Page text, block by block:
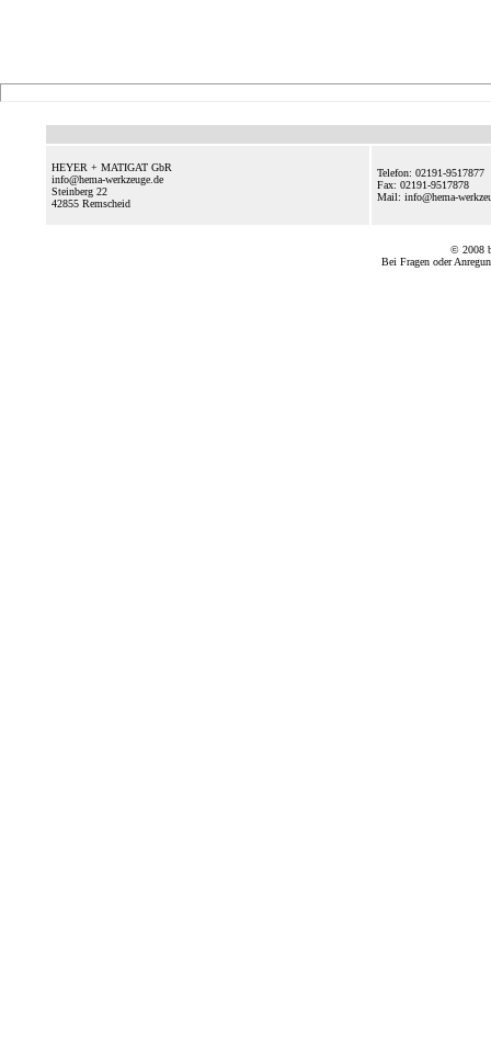
HEYER + MATIGAT GbR
info@hema-werkzeuge.de
Steinberg 22
42855 Remscheid
Telefon: 02191-9517877
Fax: 02191-9517878
Mail: info@hema-
© 2008
Bei Fragen oder